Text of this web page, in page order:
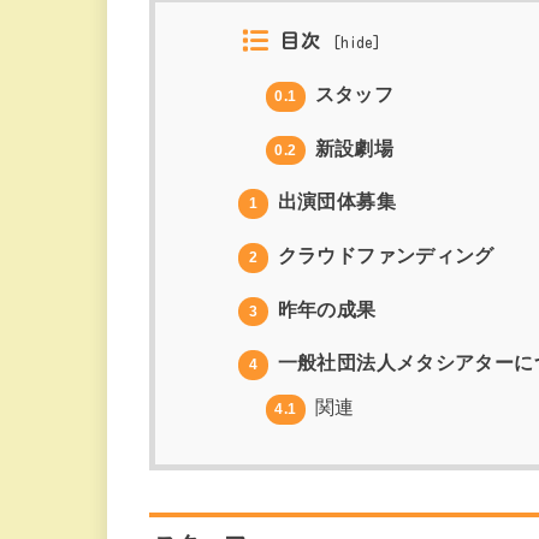
目次 hide
0.1 スタッフ
0.2 新設劇場
1 出演団体募集
2 クラウドファンディング
3 昨年の成果
4 一般社団法人メタシアターに
4.1 関連